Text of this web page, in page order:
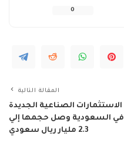
0
المقالة التالية
الاستثمارات الصناعية الجديدة
في السعودية وصل حجمها إلي
2.3 مليار ريال سعودي